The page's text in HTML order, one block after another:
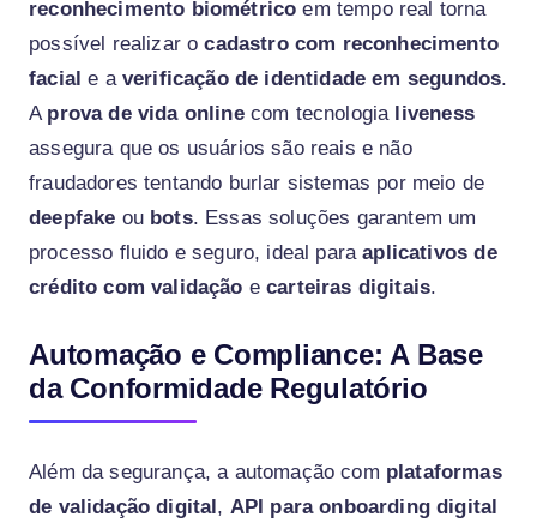
reconhecimento biométrico em tempo real torna
possível realizar ocadastro com reconhecimento
facial e a verificação de identidade em segundos.
A prova de vida onlinecom tecnologia liveness
assegura que os usuários são reais e não
fraudadores tentando burlar sistemas por meio de
deepfake ou bots. Essas soluções garantem um
processo fluido e seguro, ideal paraaplicativos de
crédito com validação ecarteiras digitais.
Automação e Compliance: A Base
da Conformidade Regulatório
Além da segurança, a automação com plataformas
de validação digital, API para onboarding digital